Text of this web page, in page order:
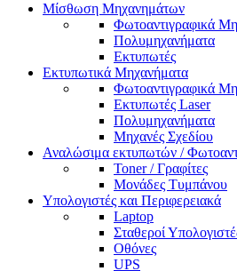
Μίσθωση Μηχανημάτων
Φωτοαντιγραφικά
Πολυμηχανήματα
Εκτυπωτές
Εκτυπωτικά Μηχανήματα
Φωτοαντιγραφικά
Εκτυπωτές Laser
Πολυμηχανήματα
Μηχανές Σχεδίου
Αναλώσιμα εκτυπωτών /
Toner / Γραφίτες
Μονάδες Τυμπάνου
Υπολογιστές και Περιφερειακά
Laptop
Σταθεροί
Οθόνες
UPS